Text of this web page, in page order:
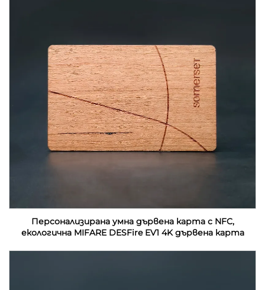
Персонализирана умна дървена карта с NFC,
екологична MIFARE DESFire EV1 4K дървена карта